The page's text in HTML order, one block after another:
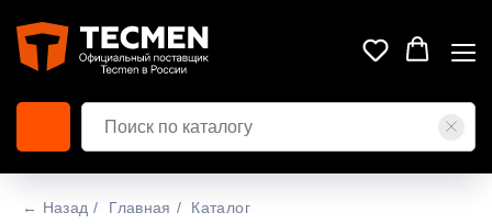
← Назад / Главная / Каталог